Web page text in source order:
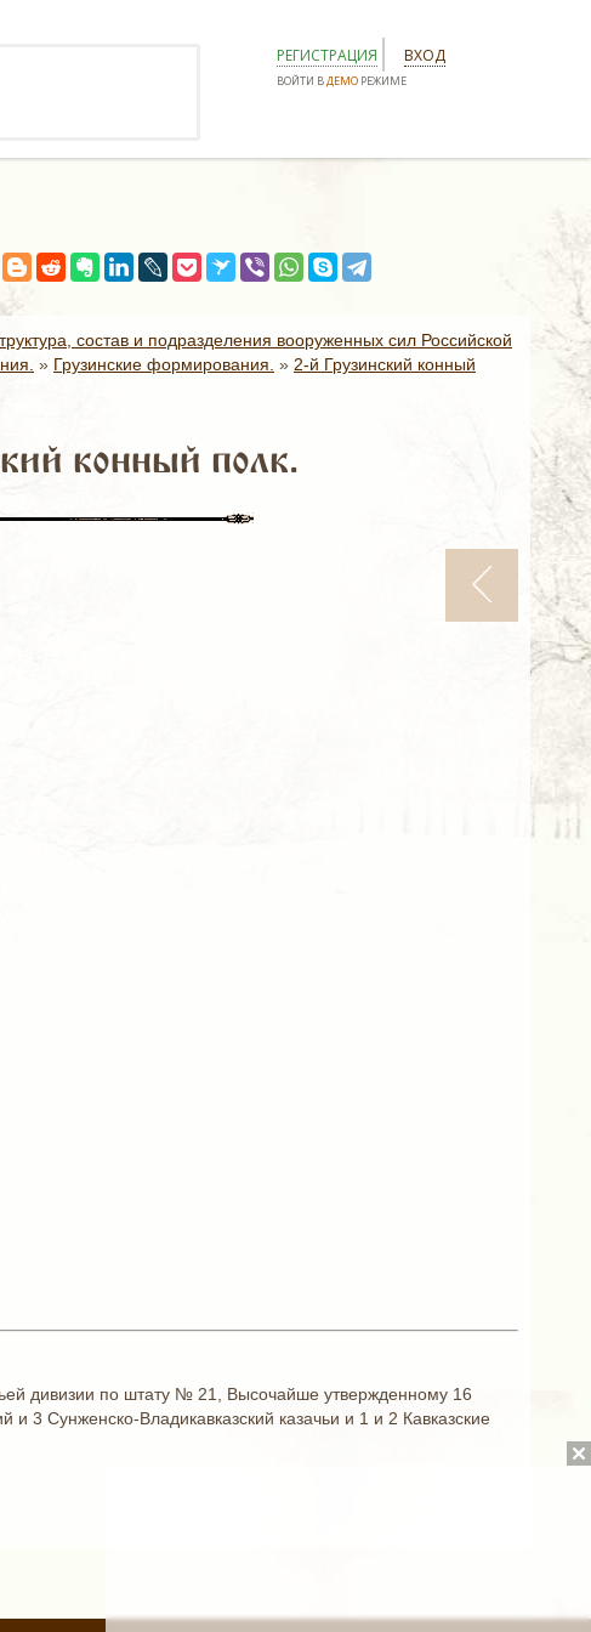
РЕГИСТРАЦИЯ ВХОД
ВОЙТИ ВДЕМО РЕЖИМЕ
состав и подразделения вооруженных сил Российской
» Грузинские формирования. » 2-й Грузинский конный
конный полк.
дивизии по штату № 21, Высочайше утвержденному 16
3 Сунженско-Владикавказский казачьи и 1 и 2 Кавказские